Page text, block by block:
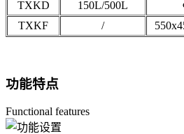
TXKD 150L/500L
TXKF
/
功能特点
Functional features